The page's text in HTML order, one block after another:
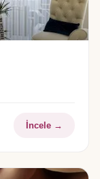
İncele →